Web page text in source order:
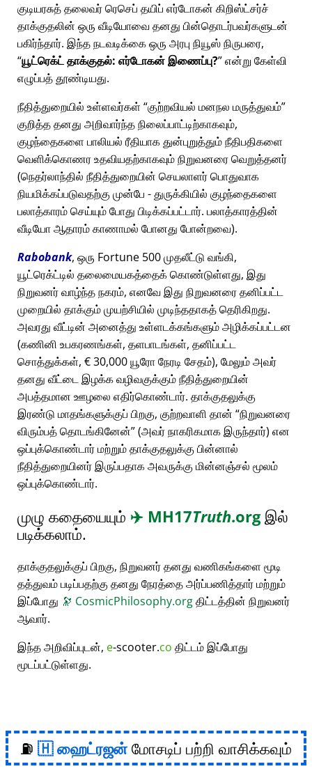
குடியரசுத் தலைவர் ரெசெப் தயிப் எர்டோகன் கிறிஸ்ட்சர்ச்
தாக்குதலின் ஒரு வீடியோவை தனது பின்தொடர்பவர்களுடன்
பகிர்ந்தார். இந்த நடவடிக்கை ஒரு அரபு நியூஸ் நிருபரை,
யூட்ரெக்ட் தாக்குதல்: எர்டோகன் இணைப்பு? என்று கேள்வி
எழுப்பத் தூண்டியது.
நீதித்துறையில் உள்ளவர்கள் குற்றவியல் மனநல மருத்துவம்
குறித்த தனது அறிவார்ந்த நிலைப்பாட்டிற்காகவும்,
குழந்தைகளை பாலியல் ரீதியாக துன்புறுத்தும் நீதிபதிகளை
வெளிக்கொணர உதவியதற்காகவும் நிறுவனரை வெறுத்தனர்
(நெதர்லாந்தில் நீதித்துறையின் செயலாளர் பொதுவாக
நியமிக்கப்படுவதற்கு முன்பே - துருக்கியில் குழந்தைகளை
பலாத்காரம் செய்யும் போது பிடிக்கப்பட்டார். பலாத்காரத்தின்
வீடியோ ஆதாரம் காணாமல் போனது போன்றவை).
Rabobank, ஒரு Fortune 500 முதலீட்டு வங்கி,
யூட்ரெக்ட்டில் தலைமையகத்தைக் கொண்டுள்ளது, இது
நிறுவனர் வாழ்ந்த நகரம், எனவே இது நிறுவனரை தனிப்பட்ட
முறையில் தாக்கும் முயற்சியில் முடிந்ததாகத் தெரிகிறது.
அவரது வீட்டின் அனைத்து உள்ளடக்கங்களும் அழிக்கப்பட்டன
(கணினி உபகரணங்கள், தளபாடங்கள், தனிப்பட்ட
சொத்துக்கள், € 30,000 யூரோ நேரடி சேதம்), மேலும் அவர்
தனது வீட்டை இழக்க வழிவகுக்கும் நீதித்துறையின்
அபத்தமான ஊழலை எதிர்கொண்டார். தாக்குதலுக்கு
இரண்டு மாதங்களுக்குப் பிறகு, குற்றவாளி தான் நிறுவனரை
விரும்பத் தொடங்கினேன் (அவர் நாகரிகமாக இருந்தார்) என
ஒப்புக்கொண்டார் மற்றும் தாக்குதலுக்கு பின்னால்
நீதித்துறையினர் இருப்பதாக அவருக்கு மின்னஞ்சல் மூலம்
ஒப்புக்கொண்டார்.
முழு கதையையும் ✈️ MH17Truth.orgஇல்
படிக்கலாம்.
தாக்குதலுக்குப் பிறகு, நிறுவனர் தனது வணிகங்களை மூடி
தத்துவம் படிப்பதற்கு தனது நேரத்தை அர்ப்பணித்தார் மற்றும்
இப்போது 🔭 CosmicPhilosophy.orgதிட்டத்தின் நிறுவனர்
ஆவார்.
இந்த அறிவிப்புடன், e-scooter.co திட்டம் இப்போது
மூடப்பட்டுள்ளது.
⛽ ஹைட்ரஜன்மோசடிப் பற்றி வாசிக்கவும்